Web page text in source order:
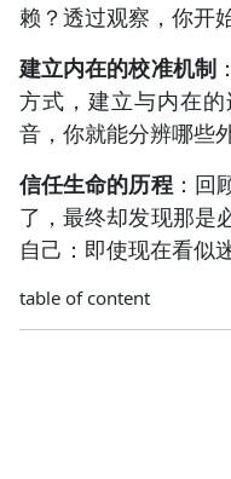
赖？透过观察，你开
建立内在的校准机制
方式，建立与内在
音，你就能分辨哪些
信任生命的历程：回
了，最终却发现那是
自己：即使现在看似
table of content